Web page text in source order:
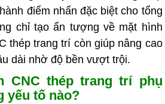
điểm nhấn đặc biệt cho tổng
chỉ tạo ấn tượng về mặt hình
thép trang trí còn giúp nâng cao
dài nhờ độ bền vượt trội.
CNC thép trang trí phụ
yếu tố nào?